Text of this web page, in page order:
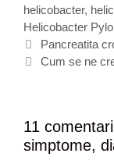
t
e
g
o
t
i
c
h
helicobacter,
Helicobacter
N
a
a
r
Pancreatita
Cum se ne
11
simptome,